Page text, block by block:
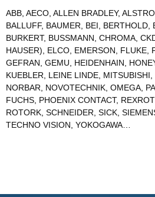
ABB, AECO, ALLEN BRADLEY,
BALLUFF, BAUMER, BEI, BERTHOLD,
BURKERT, BUSSMANN, CHROMA,
HAUSER), ELCO, EMERSON, FLUKE,
GEFRAN, GEMU, HEIDENHAIN,
KUEBLER, LEINE LINDE, MITSUBISHI,
NORBAR, NOVOTECHNIK, OMEGA,
FUCHS, PHOENIX CONTACT,
ROTORK, SCHNEIDER, SICK,
TECHNO VISION, YOKOGAWA…